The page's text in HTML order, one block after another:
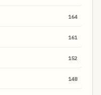
164
161
152
148